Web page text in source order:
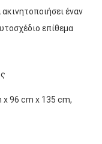
έναν
επίθεμα
x 96 cm x 135 cm,